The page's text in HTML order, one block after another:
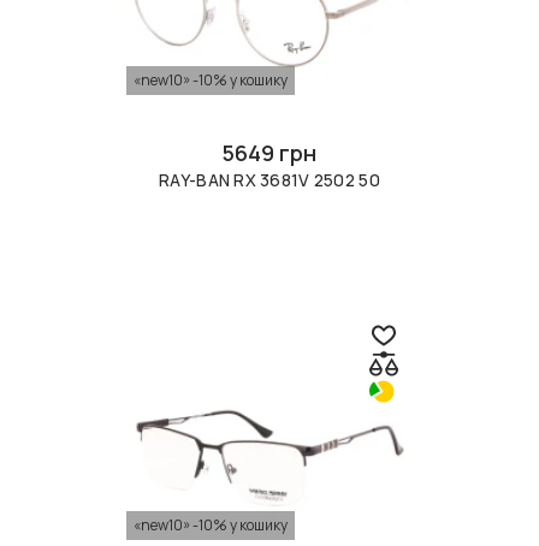
«new10» -10% у кошику
5649 грн
RAY-BAN RX 3681V 2502 50
«new10» -10% у кошику